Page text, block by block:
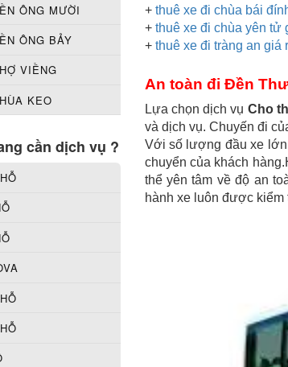
ÔNG MƯỜI
ÔNG BẢY
VIỀNG
KEO
cần dịch vụ ?
+ thuê xe đi chùa bái
+ thuê xe đi chùa yên tử
+ thuê xe đi tràng an giá
An toàn đi Đền
Lựa chọn dịch vụ Cho
và dịch vụ. Chuyến đi
Với số lượng đầu xe
chuyển của khách
thể yên tâm về độ an
hành xe luôn được kiểm